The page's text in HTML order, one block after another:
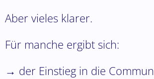
Aber vieles klarer.
Für manche ergibt sich:
→ der Einstieg in die